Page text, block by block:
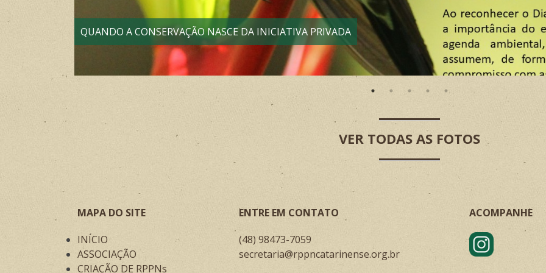
QUANDO A CONSERVAÇÃO NASCE DA INICIATIVA PRIVADA
VER TODAS AS FOTOS
MAPA DO SITE
INÍCIO
ASSOCIAÇÃO
CRIAÇÃO DE RPPNs
ENTRE EM CONTATO
(48) 98473-7059
secretaria@rppncatarinense.org.br
ACOMPANHE